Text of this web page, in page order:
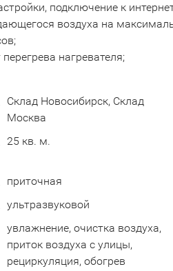
подключение к
воздуха на
нагревателя;
Склад Новосибирск, Склад
Москва
25 кв. м.
приточная
ультразвуковой
увлажнение, очистка воздуха,
приток воздуха с улицы,
рециркуляция, обогрев